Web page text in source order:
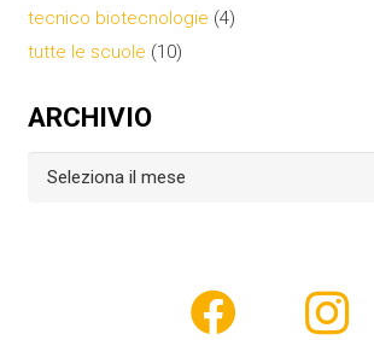
tecnico biotecnologie (4)
tutte le scuole (10)
ARCHIVIO
Archivio